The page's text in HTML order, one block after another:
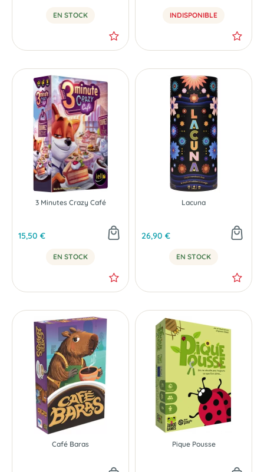
EN STOCK INDISPONIBLE
3 Minutes Crazy Café
15,50 €
EN STOCK
Lacuna
26,90 €
EN STOCK
Café Baras Pique Pousse